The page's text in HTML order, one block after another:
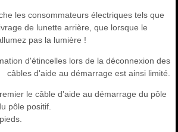
les consommateurs électriques tels que
de lunette arrière, que lorsque le
pas la lumière !
d'étincelles lors de la déconnexion des
câbles d'aide au démarrage est ainsi limité.
le câble d'aide au démarrage du pôle
pôle positif.